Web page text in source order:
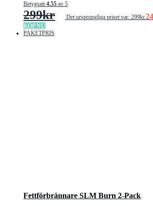
Betygsatt4.55 av 5
299kr Det ursprungliga priset var: 299kr.
KÖP NU
PAKETPRIS
Fettförbrännare SLM Burn 2-Pack